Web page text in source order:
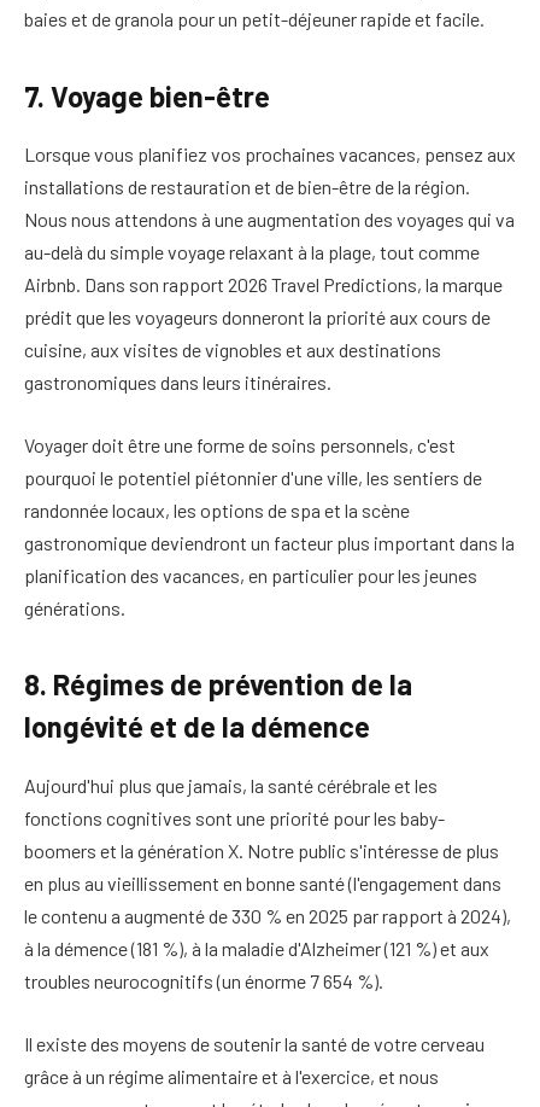
baies et de granola pour un petit-déjeuner rapide et facile.
7. Voyage bien-être
Lorsque vous planifiez vos prochaines vacances, pensez aux
installations de restauration et de bien-être de la région.
Nous nous attendons à une augmentation des voyages qui va
au-delà du simple voyage relaxant à la plage, tout comme
Airbnb. Dans son rapport 2026 Travel Predictions, la marque
prédit que les voyageurs donneront la priorité aux cours de
cuisine, aux visites de vignobles et aux destinations
gastronomiques dans leurs itinéraires.
Voyager doit être une forme de soins personnels, c'est
pourquoi le potentiel piétonnier d'une ville, les sentiers de
randonnée locaux, les options de spa et la scène
gastronomique deviendront un facteur plus important dans la
planification des vacances, en particulier pour les jeunes
générations.
8. Régimes de prévention de la
longévité et de la démence
Aujourd'hui plus que jamais, la santé cérébrale et les
fonctions cognitives sont une priorité pour les baby-
boomers et la génération X. Notre public s'intéresse de plus
en plus au vieillissement en bonne santé (l'engagement dans
le contenu a augmenté de 330 % en 2025 par rapport à 2024),
à la démence (181 %), à la maladie d'Alzheimer (121 %) et aux
troubles neurocognitifs (un énorme 7 654 %).
Il existe des moyens de soutenir la santé de votre cerveau
grâce à un régime alimentaire et à l'exercice, et nous